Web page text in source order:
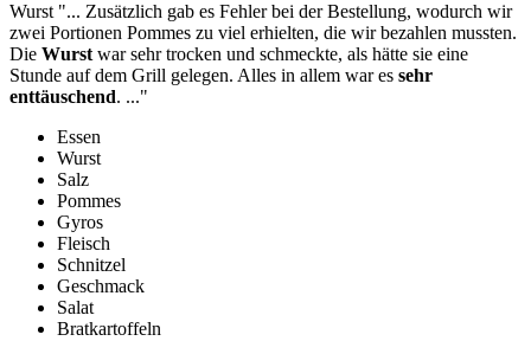
Wurst "... Zusätzlich gab es Fehler bei der Bestellung, wodurch wir
zwei Portionen Pommes zu viel erhielten, die wir bezahlen mussten.
Die Wurstwar sehr trocken und schmeckte, als hätte sie eine
Stunde auf dem Grill gelegen. Alles in allem war es sehr
enttäuschend. ..."
Essen
Wurst
Salz
Pommes
Gyros
Fleisch
Schnitzel
Geschmack
Salat
Bratkartoffeln